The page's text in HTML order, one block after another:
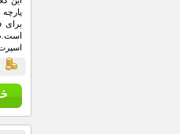
برای
هر
فوق